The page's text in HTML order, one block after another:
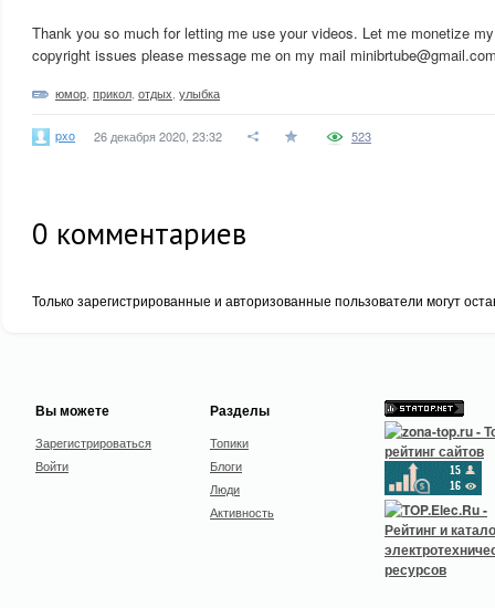
Thank you so much for letting me use your videos. Let me monetize
copyright issues please message me on my mail
юмор прикол отдых улыбка
pxo 26 декабря 2020, 23:32 523
0 комментариев
Только зарегистрированные и авторизованные пользователи могут
Вы можете
Зарегистрироваться
Войти
Разделы
Топики
Блоги
Люди
Активность